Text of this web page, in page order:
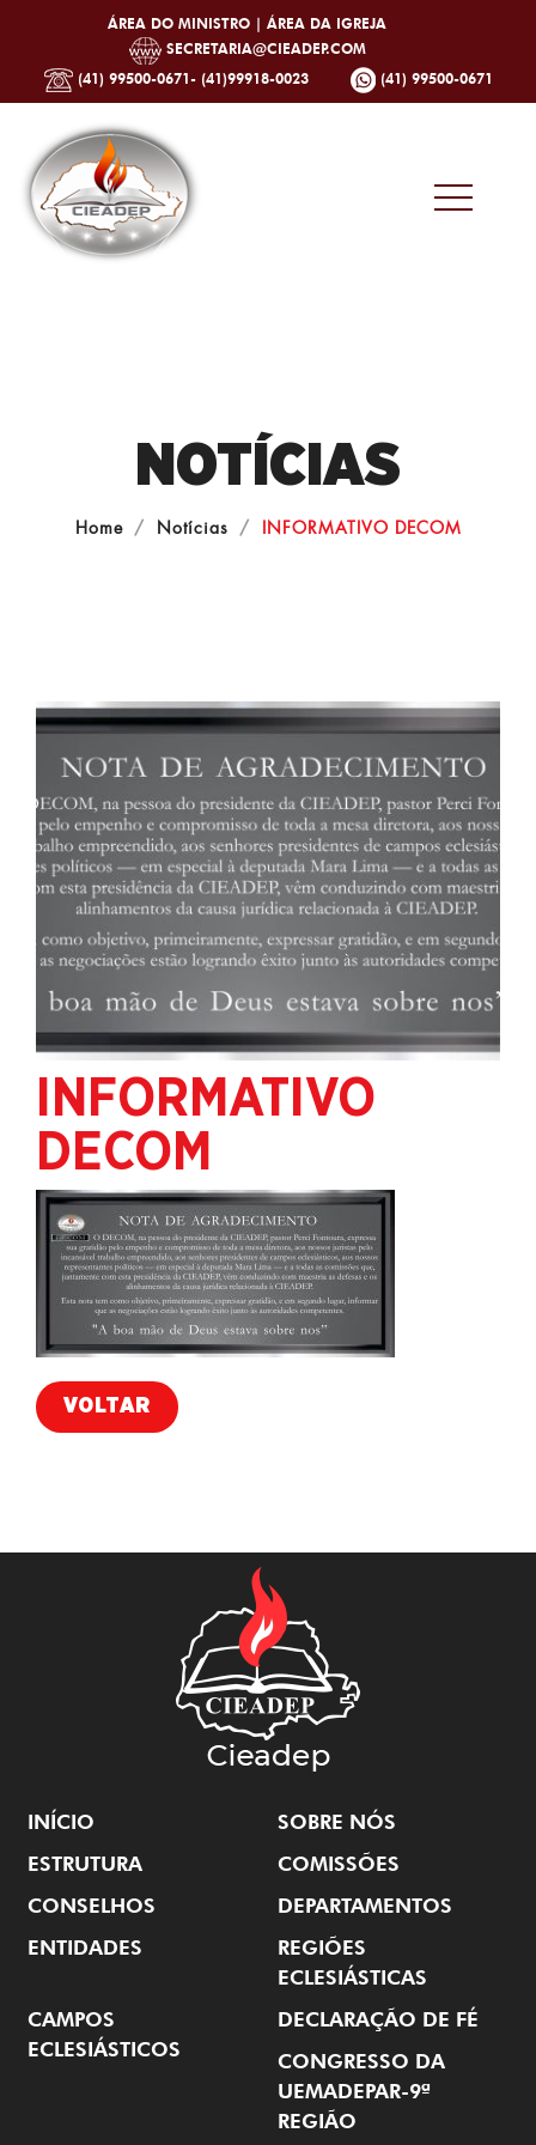
ÁREA DO MINISTRO | ÁREA DA IGREJA
SECRETARIA@CIEADEP.COM
(41) 99500-0671- (41)99918-0023
(41) 99500-0671
NOTÍCIAS
Home Notícias INFORMATIVO DECOM
INFORMATIVO
DECOM
VOLTAR
INÍCIO
SOBRE NÓS
ESTRUTURA
COMISSÕES
CONSELHOS
DEPARTAMENTOS
ENTIDADES
REGIÕES
ECLESIÁSTICAS
CAMPOS
ECLESIÁSTICOS
DECLARAÇÃO DE FÉ
CONGRESSO DA
UEMADEPAR-9ª
REGIÃO